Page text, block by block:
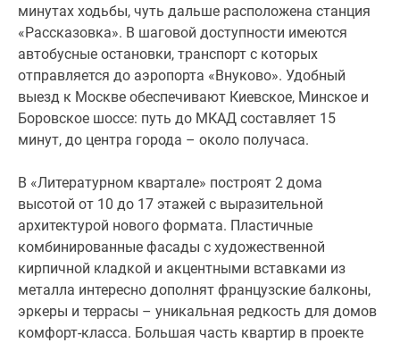
отделки
со
свободными
планировками.
На
первых
домов
расположится
уютное
лобби
с
дизайнерским
интерьером
в
минутах ходьбы, чуть дальше расположена станция
«Рассказовка». В шаговой доступности имеются
автобусные остановки, транспорт с которых
отправляется до аэропорта «Внуково». Удобный
выезд к Москве обеспечивают Киевское, Минское и
Боровское шоссе: путь до МКАД составляет 15
минут, до центра города – около получаса.
В «Литературном квартале» построят 2 дома
высотой от 10 до 17 этажей с выразительной
архитектурой нового формата. Пластичные
комбинированные фасады с художественной
кирпичной кладкой и акцентными вставками из
металла интересно дополнят французские балконы,
эркеры и террасы – уникальная редкость для домов
комфорт-класса. Большая часть квартир в проекте